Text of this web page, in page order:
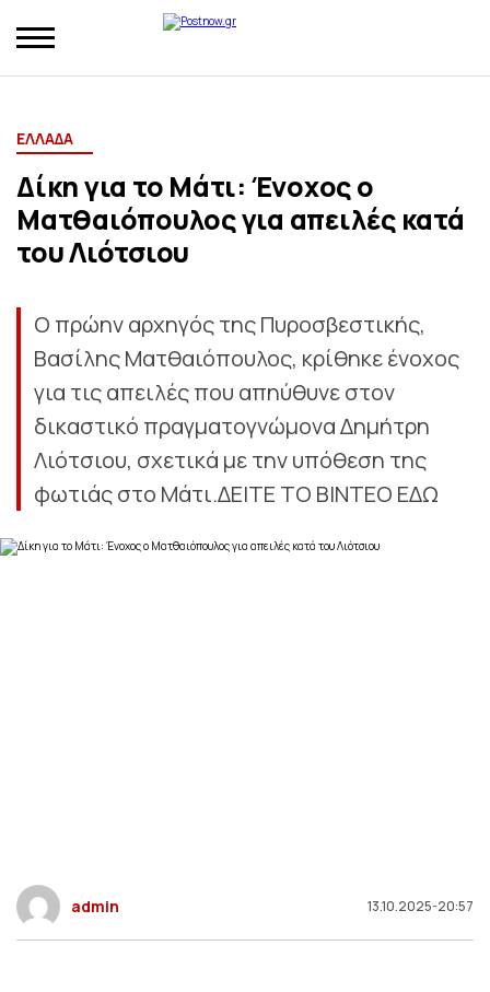
ΕΛΛΑΔΑ
Δίκη για το Μάτι: Ένοχος ο
Ματθαιόπουλος για απειλές κατά
του Λιότσιου
Ο πρώην αρχηγός της Πυροσβεστικής,
Βασίλης Ματθαιόπουλος, κρίθηκε ένοχος
για τις απειλές που απηύθυνε στον
δικαστικό πραγματογνώμονα Δημήτρη
Λιότσιου, σχετικά με την υπόθεση της
φωτιάς στο Μάτι.ΔΕΙΤΕ ΤΟ ΒΙΝΤΕΟ ΕΔΩ
admin 13.10.2025-20:57